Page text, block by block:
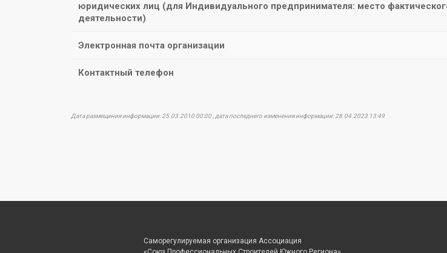
юридических лиц (для Индивидуального предпринимателя: место
деятельности)
Электронная почта организации
Контактный телефон
Дата размещения информации: 25.03.2010 00:00 , дата последнего изменения информации: 28.04.2023 13:49
Саморегулируемая организация Ассоциация